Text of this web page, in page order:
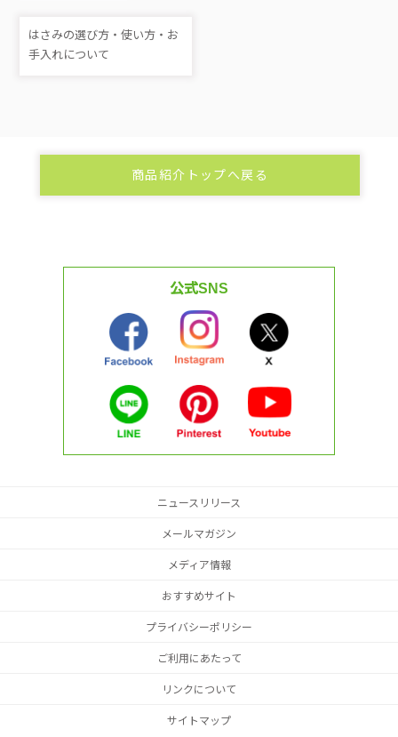
はさみの選び方・使い方・お
手入れについて
商品紹介トップへ戻る
公式SNS
ニュースリリース
メールマガジン
メディア情報
おすすめサイト
プライバシーポリシー
ご利用にあたって
リンクについて
サイトマップ